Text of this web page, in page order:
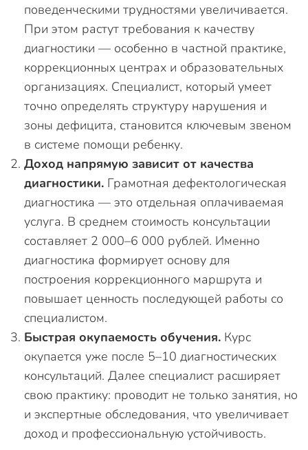
поведенческими трудностями увеличивается.
При этом растут требования к качеству
диагностики — особенно в частной практике,
коррекционных центрах и образовательных
организациях. Специалист, который умеет
точно определять структуру нарушения и
зоны дефицита, становится ключевым звеном
в системе помощи ребенку.
Доход напрямую зависит от качества
диагностики. Грамотная дефектологическая
диагностика — это отдельная оплачиваемая
услуга. В среднем стоимость консультации
составляет 2 000–6 000 рублей. Именно
диагностика формирует основу для
построения коррекционного маршрута и
повышает ценность последующей работы со
специалистом.
Быстрая окупаемость обучения. Курс
окупается уже после 5–10 диагностических
консультаций. Далее специалист расширяет
свою практику: проводит не только занятия, но
и экспертные обследования, что увеличивает
доход и профессиональную устойчивость.